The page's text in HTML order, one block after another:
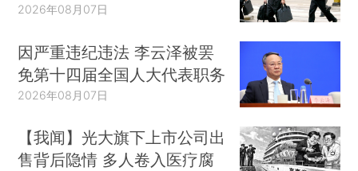
2026年08月07日
因严重违纪违法 李云泽被罢
免第十四届全国人大代表职务
2026年08月07日
【我闻】光大旗下上市公司出
售背后隐情 多人卷入医疗腐